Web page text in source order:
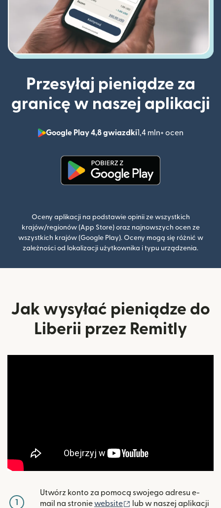
Przesyłaj pieniądze za
granicę w naszej aplikacji
Google Play 4,8 gwiazdki1,4 mln+ ocen
(otwiera
Oceny aplikacji na podstawie opinii ze wszystkich
krajów/regionów (App Store) oraz najnowszych ocen ze
wszystkich krajów (Google Play). Oceny mogą się różnić w
zależności od lokalizacji użytkownika i typu urządzenia.
Jak wysyłać pieniądze do
Liberii przez Remitly
1
Utwórz konto za pomocą swojego adresu e-
mail na stroniewebsite (otwiera się w nowym
lub w naszej aplikacji